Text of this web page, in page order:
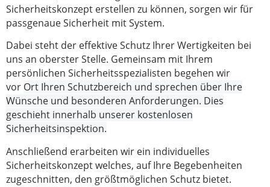
Sicherheitskonzept erstellen zu können, sorgen wir für
passgenaue Sicherheit mit System.
Dabei steht der effektive Schutz Ihrer Wertigkeiten bei
uns an oberster Stelle. Gemeinsam mit Ihrem
persönlichen Sicherheitsspezialisten begehen wir
vor Ort Ihren Schutzbereich und sprechen über Ihre
Wünsche und besonderen Anforderungen. Dies
geschieht innerhalb unserer kostenlosen
Sicherheitsinspektion.
Anschließend erarbeiten wir ein individuelles
Sicherheitskonzept welches, auf Ihre Begebenheiten
zugeschnitten, den größtmöglichen Schutz bietet.